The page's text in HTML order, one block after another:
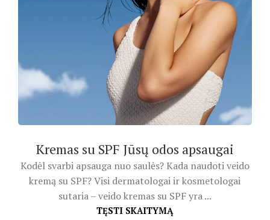
Kremas su SPF Jūsų odos apsaugai
Kodėl svarbi apsauga nuo saulės? Kada naudoti veido
kremą su SPF? Visi dermatologai ir kosmetologai
sutaria – veido kremas su SPF yra ...
TĘSTI SKAITYMĄ